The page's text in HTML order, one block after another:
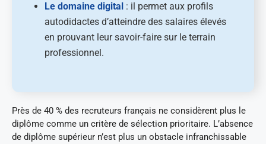
Le domaine digital : il permet aux profils
autodidactes d’atteindre des salaires élevés
en prouvant leur savoir-faire sur le terrain
professionnel.
Près de 40 % des recruteurs français ne considèrent plus le
diplôme comme un critère de sélection prioritaire. L’absence
de diplôme supérieur n’est plus un obstacle infranchissable